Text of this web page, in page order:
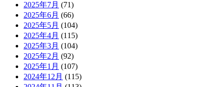
2025年7月 (71)
2025年6月 (66)
2025年5月 (104)
2025年4月 (115)
2025年3月 (104)
2025年2月 (92)
2025年1月 (107)
2024年12月 (115)